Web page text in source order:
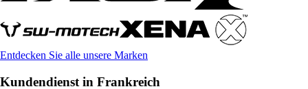
Entdecken Sie alle unsere Marken
Kundendienst in Frankreich